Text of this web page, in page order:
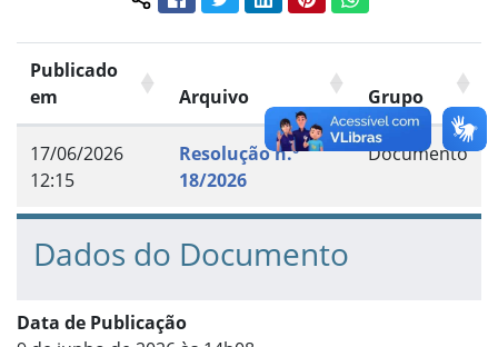
Compartilhar conteúdo:
Publicado
em
Arquivo Grupo
17/06/2026
12:15
Resolução n.º
18/2026
Documento
Dados do Documento
Data de Publicação